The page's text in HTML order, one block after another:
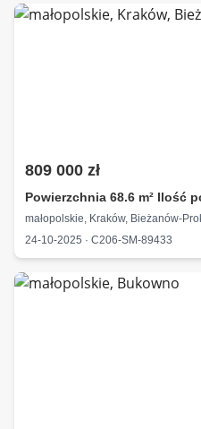
809 000 zł
Powierzchnia 68.6 m² Ilość
małopolskie, Kraków, Bieżanów-
24-10-2025 · C206-SM-89433